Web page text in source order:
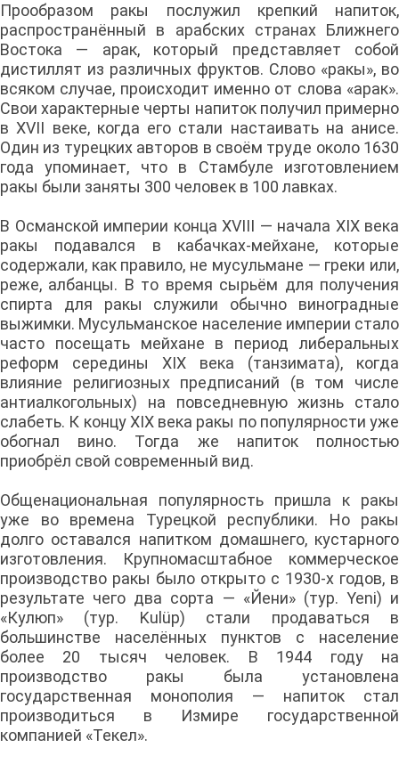
Прообразом ракы послужил крепкий напиток,
распространённый в арабских странах Ближнего
Востока — арак, который представляет собой
дистиллят из различных фруктов. Слово «ракы», во
всяком случае, происходит именно от слова «арак».
Свои характерные черты напиток получил примерно
в XVII веке, когда его стали настаивать на анисе.
Один из турецких авторов в своём труде около 1630
года упоминает, что в Стамбуле изготовлением
ракы были заняты 300 человек в 100 лавках.
В Османской империи конца XVIII — начала XIX века
ракы подавался в кабачках-мейхане, которые
содержали, как правило, не мусульмане — греки или,
реже, албанцы. В то время сырьём для получения
спирта для ракы служили обычно виноградные
выжимки. Мусульманское население империи стало
часто посещать мейхане в период либеральных
реформ середины XIX века (танзимата), когда
влияние религиозных предписаний (в том числе
антиалкогольных) на повседневную жизнь стало
слабеть. К концу XIX века ракы по популярности уже
обогнал вино. Тогда же напиток полностью
приобрёл свой современный вид.
Общенациональная популярность пришла к ракы
уже во времена Турецкой республики. Но ракы
долго оставался напитком домашнего, кустарного
изготовления. Крупномасштабное коммерческое
производство ракы было открыто с 1930-х годов, в
результате чего два сорта — «Йени» (тур. Yeni) и
«Кулюп» (тур. Kulüp) стали продаваться в
большинстве населённых пунктов с население
более 20 тысяч человек. В 1944 году на
производство ракы была установлена
государственная монополия — напиток стал
производиться в Измире государственной
компанией «Текел».